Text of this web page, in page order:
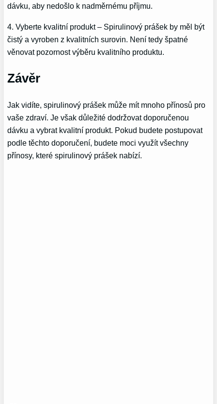
dávku, aby nedošlo k nadměrnému příjmu.
4. Vyberte kvalitní produkt – Spirulinový prášek by měl být
čistý a vyroben z kvalitních surovin. Není tedy špatné
věnovat pozornost výběru kvalitního produktu.
Závěr
Jak vidíte, spirulinový prášek může mít mnoho přínosů pro
vaše zdraví. Je však důležité dodržovat doporučenou
dávku a vybrat kvalitní produkt. Pokud budete postupovat
podle těchto doporučení, budete moci využít všechny
přínosy, které spirulinový prášek nabízí.